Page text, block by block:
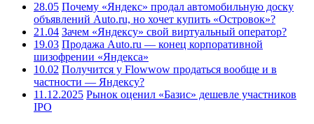
28.05 Почему «Яндекс» продал автомобильную доску
объявлений Auto.ru, но хочет купить «Островок»?
21.04 Зачем «Яндексу» свой виртуальный оператор?
19.03 Продажа Auto.ru — конец корпоративной
шизофрении «Яндекса»
10.02 Получится у Flowwow продаться вообще и в
частности — Яндексу?
11.12.2025 Рынок оценил «Базис» дешевле участников
IPO